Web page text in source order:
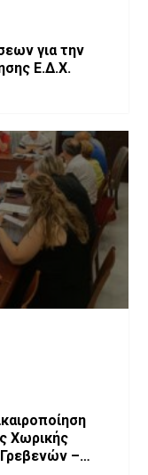
για την
Χωρικής
–